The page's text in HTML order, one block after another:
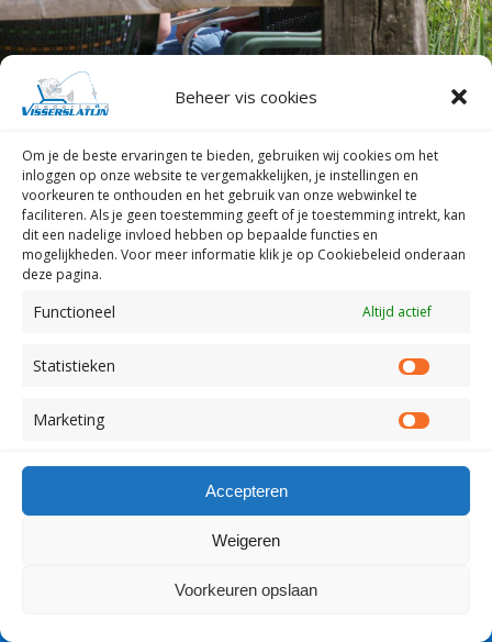
Beheer vis cookies
Om je de beste ervaringen te bieden, gebruiken wij cookies om het
inloggen op onze website te vergemakkelijken, je instellingen en
voorkeuren te onthouden en het gebruik van onze webwinkel te
faciliteren. Als je geen toestemming geeft of je toestemming intrekt, kan
dit een nadelige invloed hebben op bepaalde functies en
mogelijkheden. Voor meer informatie klik je op Cookiebeleid onderaan
deze pagina.
Functioneel Altijd actief
Statistieken
Marketing
Accepteren
Weigeren
Voorkeuren opslaan
« vorige in galerij volgende in galerij »
Terug naar boven